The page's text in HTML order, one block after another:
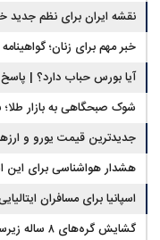
نقشه ایران برای نظم جدید
خبر مهم برای زنان؛
آیا بورس حباب دارد؟ | پاسخ یک
شوک صبحگاهی به بازار طلا؛ سکه ۱۸۵ میلیون
جدیدترین قیمت یورو و ارزهای
هشدار هواشناسی برای این
اسپانیا برای مسافران
گشایش گره‌های ۸ ساله زیرساختی پردیس با شتابدهی توسعه